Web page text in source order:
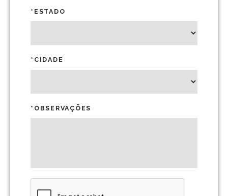
*ESTADO
*CIDADE
*OBSERVAÇÕES